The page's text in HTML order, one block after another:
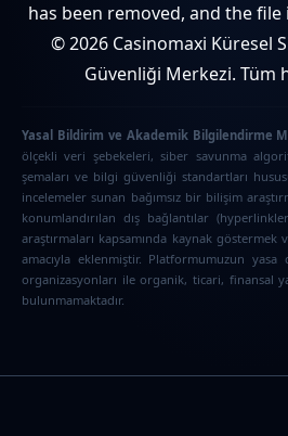
has been removed, and the
© 2026 Casinomaxi Küresel
Güvenliği Merkezi. Tüm
Yasal Bildirim ve Akademik Bilgilendirme
ölçekli veri şebekeleri, siber savunma
şemaları ve bilgi güvenliği standartları
incelemeler sunan bağımsız bir bilişim
konumlandırılan dış bağlantılar
araştırmaları kapsamında kaynak
amacıyla eklenmiştir. Platformumuzun yasa
organizasyonları ile organik, ticari, finansal
bulunmamaktadır.